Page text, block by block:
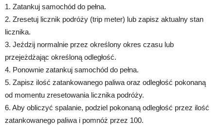
1. Zatankuj samochód do pełna.
2. Zresetuj licznik podróży (trip meter) lub zapisz aktualny stan
licznika.
3. Jeździj normalnie przez określony okres czasu lub
przejeżdżając określoną odległość.
4. Ponownie zatankuj samochód do pełna.
5. Zapisz ilość zatankowanego paliwa oraz odległość pokonaną
od momentu zresetowania licznika podróży.
6. Aby obliczyć spalanie, podziel pokonaną odległość przez ilość
zatankowanego paliwa i pomnóż przez 100.